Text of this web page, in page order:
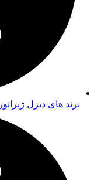
برند های دیزل ژنراتور